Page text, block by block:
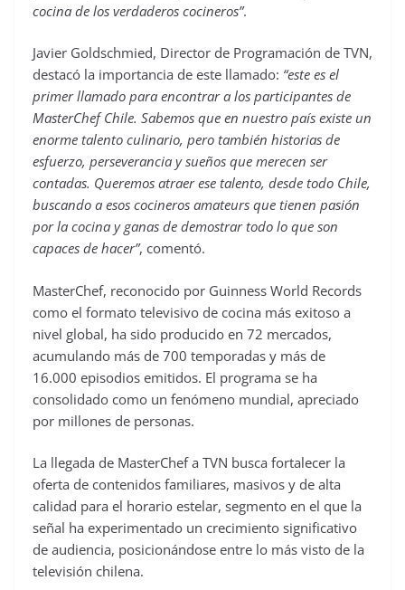
cocina de los verdaderos cocineros”.
Javier Goldschmied, Director de Programación de TVN,
destacó la importancia de este llamado: “este es el
primer llamado para encontrar a los participantes de
MasterChef Chile. Sabemos que en nuestro país existe un
enorme talento culinario, pero también historias de
esfuerzo, perseverancia y sueños que merecen ser
contadas. Queremos atraer ese talento, desde todo Chile,
buscando a esos cocineros amateurs que tienen pasión
por la cocina y ganas de demostrar todo lo que son
capaces de hacer”, comentó.
MasterChef, reconocido por Guinness World Records
como el formato televisivo de cocina más exitoso a
nivel global, ha sido producido en 72 mercados,
acumulando más de 700 temporadas y más de
16.000 episodios emitidos. El programa se ha
consolidado como un fenómeno mundial, apreciado
por millones de personas.
La llegada de MasterChef a TVN busca fortalecer la
oferta de contenidos familiares, masivos y de alta
calidad para el horario estelar, segmento en el que la
señal ha experimentado un crecimiento significativo
de audiencia, posicionándose entre lo más visto de la
televisión chilena.